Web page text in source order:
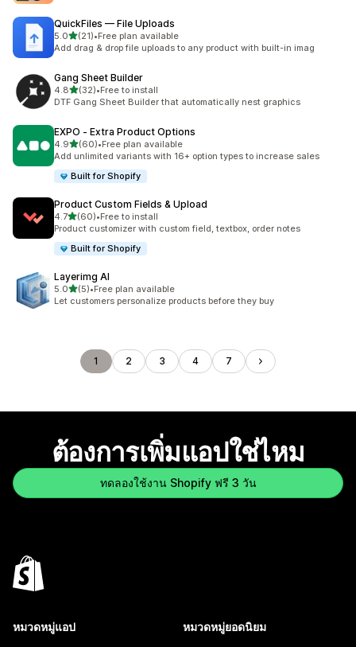
QuickFiles — File Uploads
5.0เต็ม 5 ดาว
(21)
ทั้งหมด 21 รีวิว
•Free plan available
Add drag & drop file uploads to any product with built-in imag
Gang Sheet Builder
4.8เต็ม 5 ดาว
(32)
ทั้งหมด 32 รีวิว
•Free to install
DTF Gang Sheet Builder that automatically nest graphics
EXPO ‑ Extra Product Options
4.9เต็ม 5 ดาว
(60)
ทั้งหมด 60 รีวิว
•Free plan available
Add unlimited variants with 16+ option types to increase sales
Built for Shopify
Product Custom Fields & Upload
4.7เต็ม 5 ดาว
(60)
ทั้งหมด 60 รีวิว
•Free to install
Product customizer with custom field, textbox, order notes
Built for Shopify
Layerimg AI
5.0เต็ม 5 ดาว
(5)
ทั้งหมด 5 รีวิว
•Free plan available
Let customers personalize products before they buy
1 2 3 4 7
ต้องการเพิ่มแอปใช่ไหม
ทดลองใช้งาน Shopify ฟรี 3 วัน
หมวดหมู่แอป หมวดหมู่ยอดนิยม